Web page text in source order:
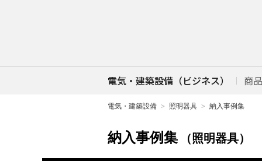
電気・建築設備（ビジネス） 商
電気・建築設備 照明器具 納入事例集
納入事例集 （照明器具）